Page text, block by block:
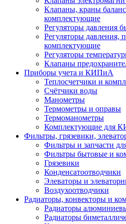
Клапаны, краны
комплектующие
Регуляторы давления
Регуляторы давления,
комплектующие
Регуляторы
Клапаны
Приборы учета и КИПиА
Теплосчетчики и
Счётчики воды
Манометры
Термометры и оправы
Термоманометры
Комплектующие для
Фильтры, грязевики,
Фильтры и запчасти
Фильтры бытовые и
Грязевики
Конденсатоотводчики
Элеваторы и
Воздухоотводчики
Радиаторы, конвекторы и
Радиаторы
Радиаторы